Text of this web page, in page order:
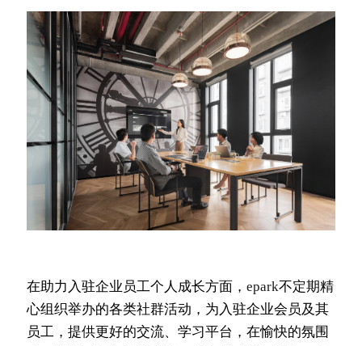
在助力入驻企业员工个人成长方面， epark不定期精
心组织举办的各类社群活动，为入驻企业会员及其
员工，提供更好的交流、学习平台，在愉快的氛围